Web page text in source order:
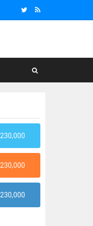
230,000
230,000
230,000